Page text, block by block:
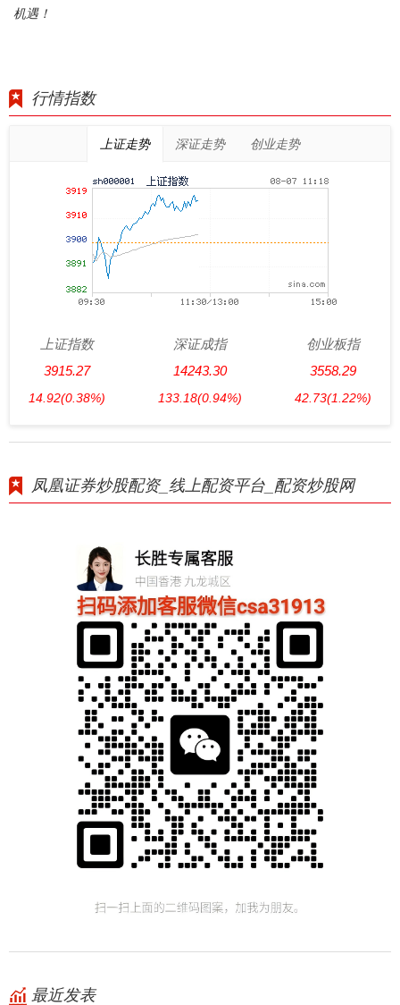
机遇！
行情指数
上证走势 深证走势 创业走势
上证指数
3915.27
14.92(0.38%)
深证成指
14243.30
133.18(0.94%)
创业板指
3558.29
42.73(1.22%)
凤凰证券炒股配资_线上配资平台_配资炒股网
最近发表